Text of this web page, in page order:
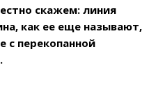
скажем: линия
как ее еще называют,
с перекопанной